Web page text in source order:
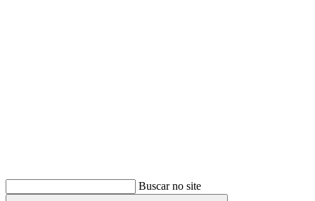
Buscar no site